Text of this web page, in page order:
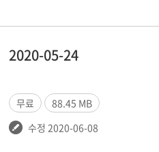
2020-05-24
무료
88.45 MB
수정 2020-06-08